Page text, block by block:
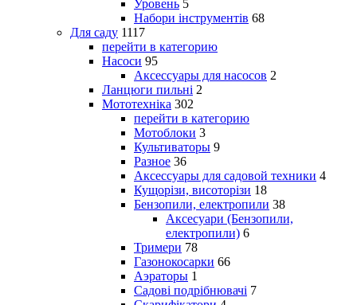
Уровень 5
Набори інструментів 68
Для саду 1117
перейти в категорию
Насоси 95
Аксессуары для насосов 2
Ланцюги пильні 2
Мототехніка 302
перейти в категорию
Мотоблоки 3
Культиваторы 9
Разное 36
Аксессуары для садовой техники 4
Кущорізи, висоторізи 18
Бензопили, електропили 38
Аксесуари (Бензопили,
електропили) 6
Тримери 78
Газонокосарки 66
Аэраторы 1
Садові подрібнювачі 7